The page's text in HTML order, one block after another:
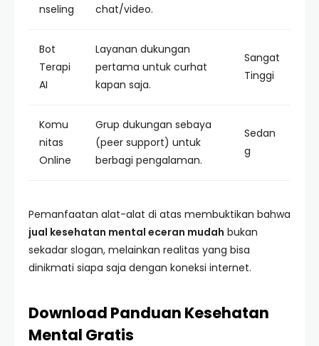
nseling
chat/video.
Bot
Terapi
AI
Layanan dukungan
pertama untuk curhat
kapan saja.
Sangat
Tinggi
Komu
nitas
Online
Grup dukungan sebaya
(peer support) untuk
berbagi pengalaman.
Sedan
g
Pemanfaatan alat-alat di atas membuktikan bahwa
jual kesehatan mental eceran mudah bukan
sekadar slogan, melainkan realitas yang bisa
dinikmati siapa saja dengan koneksi internet.
Download Panduan Kesehatan
Mental Gratis